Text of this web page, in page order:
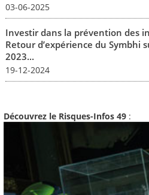
03-06-2025
Investir dans la prévention des
Retour d’expérience du Symbhi
2023...
19-12-2024
Découvrez le Risques-Infos 49 :